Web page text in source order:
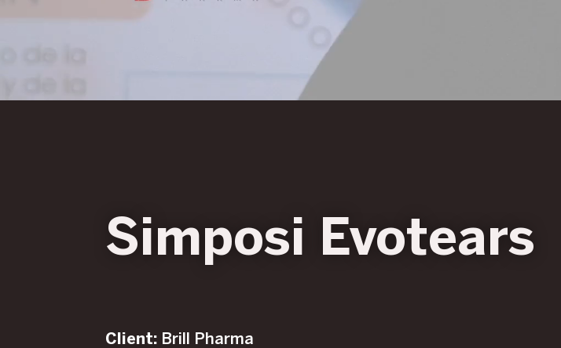
Simposi Evotears
Client: Brill Pharma